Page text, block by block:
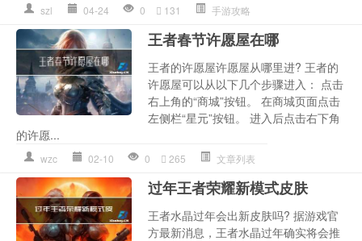
szl 04-24 0 131 手游攻略
王者春节许愿屋在哪
王者的许愿屋许愿屋从哪里进? 王者的
许愿屋可以从以下几个步骤进入： 点击
右上角的“商城”按钮。 在商城页面点击
左侧栏“星元”按钮。 进入后点击右下角
的许愿...
wzc 02-10 0 265 文章列表
过年王者荣耀新模式皮肤
王者水晶过年会出新皮肤吗? 据游戏官
方最新消息，王者水晶过年确实将会推